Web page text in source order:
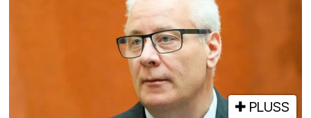
PLUSS